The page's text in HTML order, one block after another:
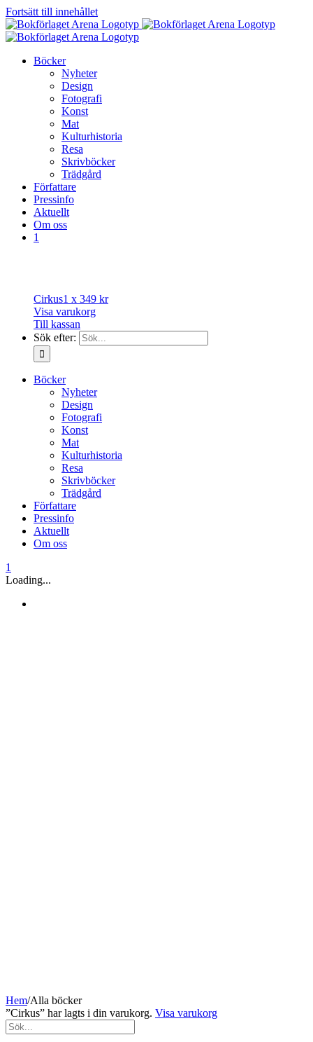
Fortsätt till innehållet
Böcker
Nyheter
Design
Fotografi
Konst
Mat
Kulturhistoria
Resa
Skrivböcker
Trädgård
Författare
Pressinfo
Aktuellt
Om oss
1
Cirkus1 x 349 kr
Visa varukorg
Till kassan
Sök efter:
Böcker
Nyheter
Design
Fotografi
Konst
Mat
Kulturhistoria
Resa
Skrivböcker
Trädgård
Författare
Pressinfo
Aktuellt
Om oss
1
Loading...
Hem/Alla böcker
”Cirkus” har lagts i din varukorg. Visa varukorg